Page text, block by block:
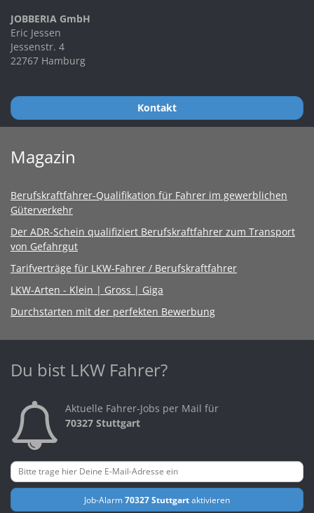
JOBBERIA GmbH
Eric Jessen
Jessenstr. 4
22767 Hamburg
Kontakt
Magazin
Berufskraftfahrer-Qualifikation für Fahrer im gewerblichen
Güterverkehr
Der ADR-Schein qualifiziert Berufskraftfahrer zum Transport
von Gefahrgut
Tarifverträge für LKW-Fahrer / Berufskraftfahrer
LKW-Arten - Klein | Gross | Giga
Durchstarten mit der perfekten Bewerbung
Du bist LKW Fahrer?
Aktuelle Fahrer-Jobs per Mail für
70327 Stuttgart
Job-Alarm70327 Stuttgartaktivieren